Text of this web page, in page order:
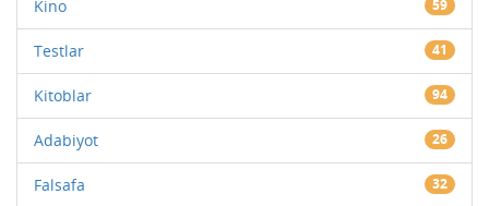
Kino 59
Testlar 41
Kitoblar 94
Adabiyot 26
Falsafa 32